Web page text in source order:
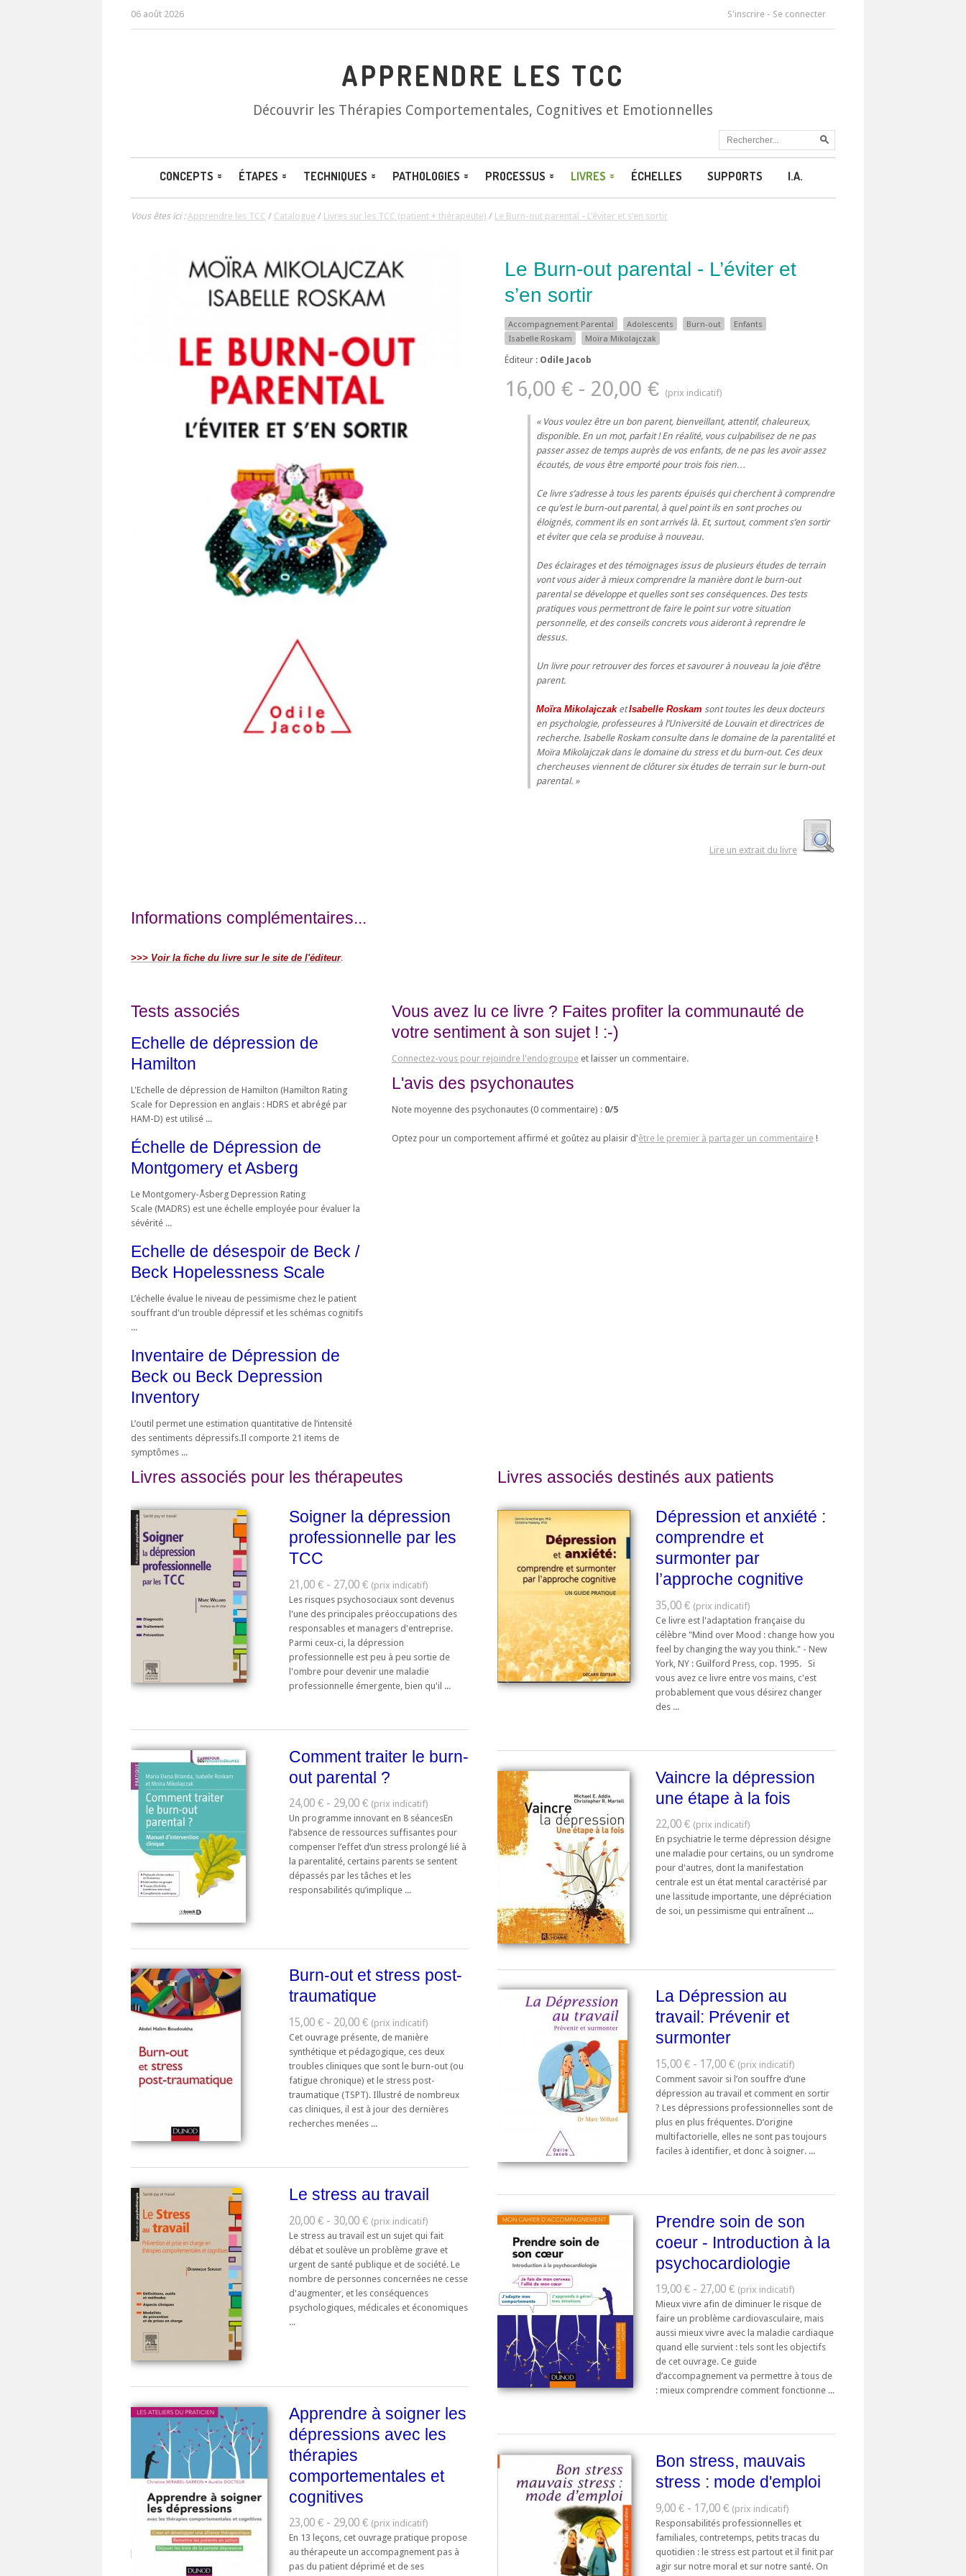
06 août 2026 S'inscrire - Se connecter
APPRENDRE LES TCC
Découvrir les Thérapies Comportementales, Cognitives et Emotionnelles
CONCEPTS ÉTAPES TECHNIQUES PATHOLOGIES PROCESSUS LIVRES ÉCHELLES SUPPORTS I.A.
Vous êtes ici :Apprendre les TCC / Catalogue / Livres sur les TCC (patient + thérapeute) / Le Burn-out parental - L’éviter et s’en sortir
Le Burn-out parental - L’éviter et
s’en sortir
Accompagnement Parental Adolescents Burn-out
Enfants
Isabelle Roskam
Moïra Mikolajczak
Éditeur : Odile Jacob
16,00 € - 20,00 €
Vous voulez être un bon parent, bienveillant, attentif, chaleureux,
disponible. En un mot, parfait ! En réalité, vous culpabilisez de ne pas
passer assez de temps auprès de vos enfants, de ne pas les avoir assez
écoutés, de vous être emporté pour trois fois rien…
Ce livre s’adresse à tous les parents épuisés qui cherchent à comprendre
ce qu’est le burn-out parental, à quel point ils en sont proches ou
éloignés, comment ils en sont arrivés là. Et, surtout, comment s’en sortir
et éviter que cela se produise à nouveau.
Des éclairages et des témoignages issus de plusieurs études de terrain
vont vous aider à mieux comprendre la manière dont le burn-out
parental se développe et quelles sont ses conséquences. Des tests
pratiques vous permettront de faire le point sur votre situation
personnelle, et des conseils concrets vous aideront à reprendre le
dessus.
Un livre pour retrouver des forces et savourer à nouveau la joie d’être
parent.
Moïra MikolajczaketIsabelle Roskam sont toutes les deux docteurs
en psychologie, professeures à l’Université de Louvain et directrices de
recherche. Isabelle Roskam consulte dans le domaine de la parentalité et
Moïra Mikolajczak dans le domaine du stress et du burn-out. Ces deux
chercheuses viennent de clôturer six études de terrain sur le burn-out
parental.
Lire un extrait du livre
Informations complémentaires...
>>> Voir la fiche du livre sur le site de l'éditeur.
Tests associés
Echelle de dépression de
Hamilton
L'Echelle de dépression de Hamilton (Hamilton Rating
Scale for Depression en anglais : HDRS et abrégé par
HAM-D) est utilisé ...
Échelle de Dépression de
Montgomery et Asberg
Le Montgomery-Åsberg Depression Rating
Scale (MADRS) est une échelle employée pour évaluer la
sévérité ...
Echelle de désespoir de Beck /
Beck Hopelessness Scale
L’échelle évalue le niveau de pessimisme chez le patient
souffrant d'un trouble dépressif et les schémas cognitifs
...
Inventaire de Dépression de
Beck ou Beck Depression
Inventory
L’outil permet une estimation quantitative de l’intensité
des sentiments dépressifs.Il comporte 21 items de
symptômes ...
Vous avez lu ce livre ? Faites profiter la communauté de
votre sentiment à son sujet ! :-)
Connectez-vous pour rejoindre l'endogroupeet laisser un commentaire.
L'avis des psychonautes
Note moyenne des psychonautes (0commentaire) : 0/5
Optez pour un comportement affirmé et goûtez au plaisir d'être le premier à partager un commentaire!
Livres associés pour les thérapeutes
Soigner la dépression
professionnelle par les
TCC
21,00 € - 27,00 €
Les risques psychosociaux sont devenus
l'une des principales préoccupations des
responsables et managers d'entreprise.
Parmi ceux-ci, la dépression
professionnelle est peu à peu sortie de
l'ombre pour devenir une maladie
professionnelle émergente, bien qu'il ...
Comment traiter le burn-
out parental ?
24,00 € - 29,00 €
Un programme innovant en 8 séancesEn
l’absence de ressources suffisantes pour
compenser l’effet d’un stress prolongé lié à
la parentalité, certains parents se sentent
dépassés par les tâches et les
responsabilités qu’implique ...
Burn-out et stress post-
traumatique
15,00 € - 20,00 €
Cet ouvrage présente, de manière
synthétique et pédagogique, ces deux
troubles cliniques que sont le burn-out (ou
fatigue chronique) et le stress post-
traumatique (TSPT). Illustré de nombreux
cas cliniques, il est à jour des dernières
recherches menées ...
Le stress au travail
20,00 € - 30,00 €
Le stress au travail est un sujet qui fait
débat et soulève un problème grave et
urgent de santé publique et de société. Le
nombre de personnes concernées ne cesse
d'augmenter, et les conséquences
psychologiques, médicales et économiques
...
Apprendre à soigner les
dépressions avec les
thérapies
comportementales et
cognitives
23,00 € - 29,00 €
En 13 leçons, cet ouvrage pratique propose
au thérapeute un accompagnement pas à
pas du patient déprimé et de ses
Livres associés destinés aux patients
Dépression et anxiété :
comprendre et
surmonter par
l’approche cognitive
35,00 €
Ce livre est l'adaptation française du
célèbre "Mind over Mood : change how you
feel by changing the way you think." - New
York, NY : Guilford Press, cop. 1995. Si
vous avez ce livre entre vos mains, c'est
probablement que vous désirez changer
des ...
Vaincre la dépression
une étape à la fois
22,00 €
En psychiatrie le terme dépression désigne
une maladie pour certains, ou un syndrome
pour d'autres, dont la manifestation
centrale est un état mental caractérisé par
une lassitude importante, une dépréciation
de soi, un pessimisme qui entraînent ...
La Dépression au
travail: Prévenir et
surmonter
15,00 € - 17,00 €
Comment savoir si l’on souffre d’une
dépression au travail et comment en sortir
? Les dépressions professionnelles sont de
plus en plus fréquentes. D’origine
multifactorielle, elles ne sont pas toujours
faciles à identifier, et donc à soigner. ...
Prendre soin de son
coeur - Introduction à la
psychocardiologie
19,00 € - 27,00 €
Mieux vivre afin de diminuer le risque de
faire un problème cardiovasculaire, mais
aussi mieux vivre avec la maladie cardiaque
quand elle survient : tels sont les objectifs
de cet ouvrage. Ce guide
d’accompagnement va permettre à tous de
: mieux comprendre comment fonctionne ...
Bon stress, mauvais
stress : mode d'emploi
9,00 € - 17,00 €
Responsabilités professionnelles et
familiales, contretemps, petits tracas du
quotidien : le stress est partout et il finit par
agir sur notre moral et sur notre santé. On